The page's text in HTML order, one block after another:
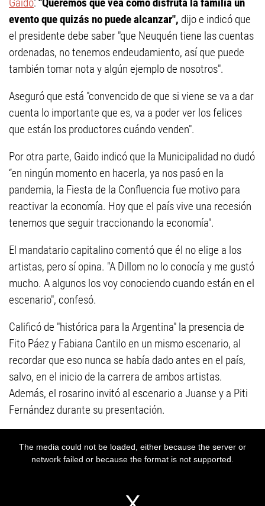
evento que quizás no puede alcanzar", dijo e indicó que
el presidente debe saber "que Neuquén tiene las cuentas
ordenadas, no tenemos endeudamiento, así que puede
también tomar nota y algún ejemplo de nosotros".
Aseguró que está "convencido de que si viene se va a dar
cuenta lo importante que es, va a poder ver los felices
que están los productores cuándo venden".
Por otra parte, Gaido indicó que la Municipalidad no dudó
“en ningún momento en hacerla, ya nos pasó en la
pandemia, la Fiesta de la Confluencia fue motivo para
reactivar la economía. Hoy que el país vive una recesión
tenemos que seguir traccionando la economía".
El mandatario capitalino comentó que él no elige a los
artistas, pero sí opina. "A Dillom no lo conocía y me gustó
mucho. A algunos los voy conociendo cuando están en el
escenario", confesó.
Calificó de "histórica para la Argentina" la presencia de
Fito Páez y Fabiana Cantilo en un mismo escenario, al
recordar que eso nunca se había dado antes en el país,
salvo, en el inicio de la carrera de ambos artistas.
Además, el rosarino invitó al escenario a Juanse y a Piti
Fernández durante su presentación.